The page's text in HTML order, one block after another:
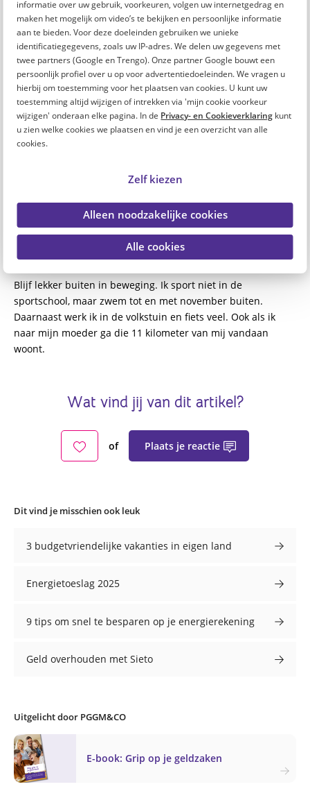
informatie over uw gebruik, voorkeuren, volgen uw internetgedrag en
maken het mogelijk om video’s te bekijken en persoonlijke informatie
aan te bieden. Voor deze doeleinden gebruiken we unieke
identificatiegegevens, zoals uw IP-adres. We delen uw gegevens met
twee partners (Google en Trengo). Onze partner Google bouwt een
persoonlijk profiel over u op voor advertentiedoeleinden. We vragen u
hierbij om toestemming voor het plaatsen van cookies. U kunt uw
toestemming altijd wijzigen of intrekken via 'mijn cookie voorkeur
wijzigen' onderaan elke pagina. In de Privacy- en Cookieverklaring kunt
u zien welke cookies we plaatsen en vind je een overzicht van alle
cookies.
Zelf kiezen
Alleen noodzakelijke cookies
Alle cookies
Vinted zijn. Soms koop ik daar een kledingstuk dat dan toch
tegenvalt. Maar dat gaat dan echt om tientjes.
Heb je op dit moment een
spaardoel? Zo ja, wat is dat?
Nee op dit moment niet. We konden en hebben altijd wel
gespaard. Ook voor de kinderen. Als ik nu iets duurs of
Wat is jouw ultieme tip voor oud-
zorgcollega’s om geld over te
houden?
Blijf lekker buiten in beweging. Ik sport niet in de
sportschool, maar zwem tot en met november buiten.
Daarnaast werk ik in de volkstuin en fiets veel. Ook als ik
naar mijn moeder ga die 11 kilometer van mij vandaan
woont.
Wat vind jij van dit artikel?
of Plaats je reactie
Dit vind je misschien ook leuk
3 budgetvriendelijke vakanties in eigen land
Energietoeslag 2025
9 tips om snel te besparen op je energierekening
Geld overhouden met Sieto
Uitgelicht door PGGM&CO
E-book: Grip op je geldzaken